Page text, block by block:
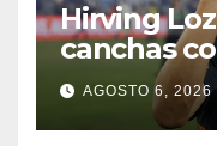
Hirving
canchas
AGOSTO 6, 2026